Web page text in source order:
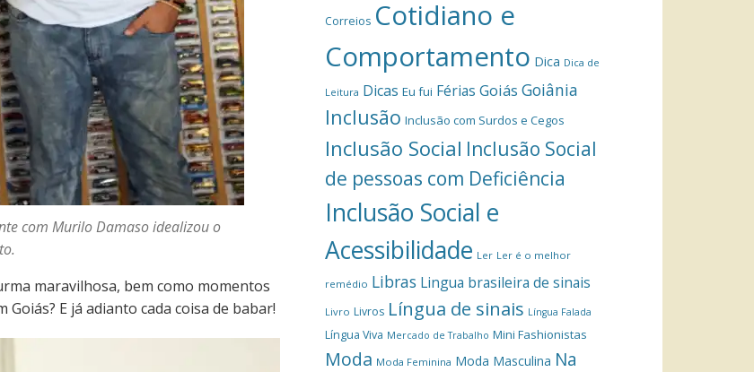
com Murilo Damaso idealizou o
maravilhosa, bem como momentos
E já adianto cada coisa de babar!
Correios Cotidiano e
Comportamento Dica Dica de
Leitura Dicas Eu fui Férias Goiás Goiânia
Inclusão Inclusão com Surdos e Cegos
Inclusão Social Inclusão Social
de pessoas com Deficiência
Inclusão Social e
Acessibilidade Ler Ler é o melhor
remédio Libras Lingua brasileira de sinais
Livro Livros Língua de sinais Língua Falada
Língua Viva Mercado de Trabalho Mini Fashionistas
Moda Moda Feminina Moda Masculina Na